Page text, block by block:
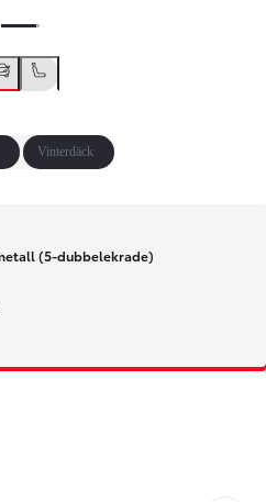
Vinterdäck
(5-dubbelekrade)